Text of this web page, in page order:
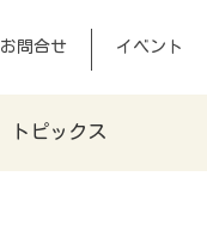
お問合せ イベント
トピックス